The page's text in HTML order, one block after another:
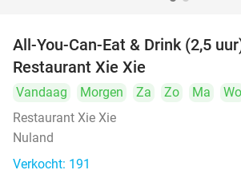
All-You-Can-Eat & Drink (2,5
Restaurant Xie Xie
Vandaag Morgen Za Zo Ma
Wo
Restaurant Xie Xie
Nuland
Verkocht: 191